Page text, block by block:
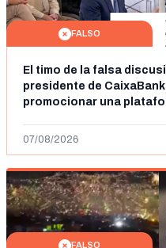
FALSO
El timo de la falsa
presidente de
promocionar una
07/08/2026
FALSO